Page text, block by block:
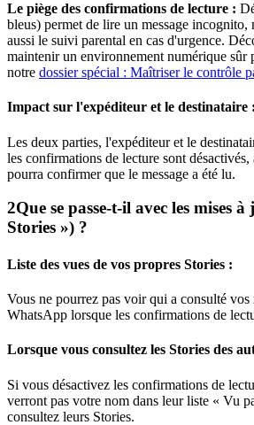
Le piège des confirmations de lecture :
bleus) permet de lire un message incognito,
aussi le suivi parental en cas d'urgence.
maintenir un environnement numérique sûr
notre dossier spécial : Maîtriser le contrôle
Impact sur l'expéditeur et le destinataire :
Les deux parties, l'expéditeur et le
les confirmations de lecture sont désactivés,
pourra confirmer que le message a été lu.
2Que se passe-t-il avec les mises
Stories ») ?
Liste des vues de vos propres Stories :
Vous ne pourrez pas voir qui a consulté vos
WhatsApp lorsque les confirmations de
Lorsque vous consultez les Stories des
Si vous désactivez les confirmations de
verront pas votre nom dans leur liste « Vu
consultez leurs Stories.